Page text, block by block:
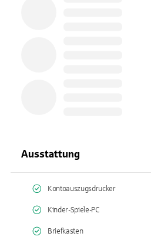
Ausstattung
Kontoauszugsdrucker
Kinder-Spiele-PC
Briefkasten